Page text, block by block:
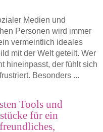
Medien und
Personen wird immer
vermeintlich ideales
mit der Welt geteilt. Wer
hineinpasst, der fühlt sich
Besonders ...
Tools und
für ein